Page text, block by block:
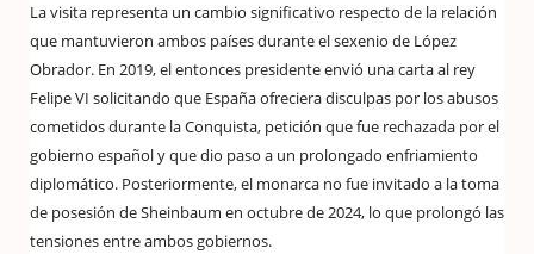
La visita representa un cambio significativo respecto de la relación
que mantuvieron ambos países durante el sexenio de López
Obrador. En 2019, el entonces presidente envió una carta al rey
Felipe VI solicitando que España ofreciera disculpas por los abusos
cometidos durante la Conquista, petición que fue rechazada por el
gobierno español y que dio paso a un prolongado enfriamiento
diplomático. Posteriormente, el monarca no fue invitado a la toma
de posesión de Sheinbaum en octubre de 2024, lo que prolongó las
tensiones entre ambos gobiernos.